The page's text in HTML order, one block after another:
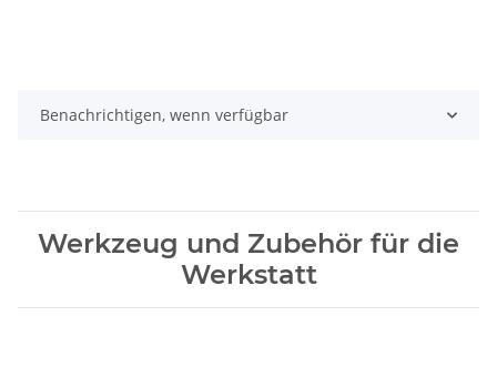
Benachrichtigen, wenn verfügbar
Werkzeug und Zubehör für die
Werkstatt